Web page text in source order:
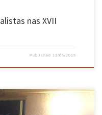
nas XVII
Published 13/06/2019